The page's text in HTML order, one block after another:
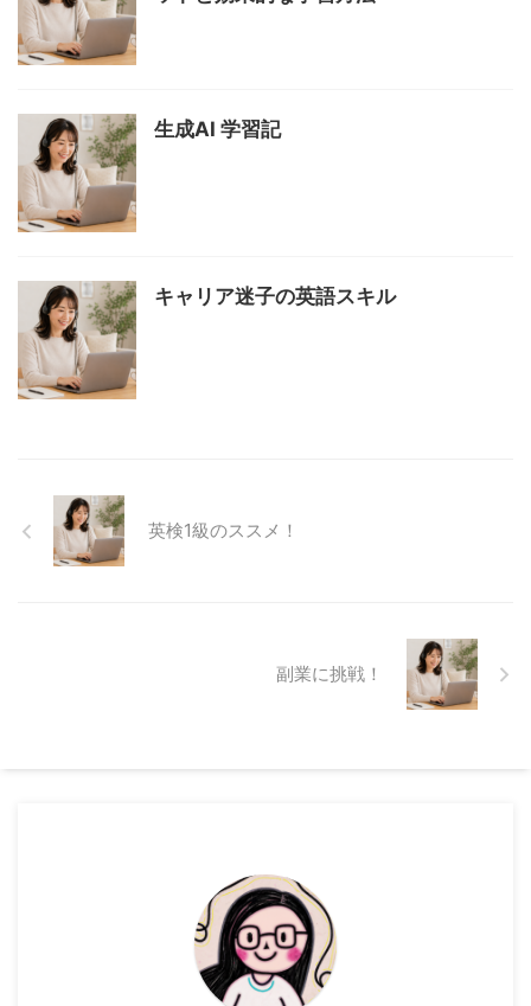
生成AI 学習記
キャリア迷子の英語スキル
英検1級のススメ！
副業に挑戦！